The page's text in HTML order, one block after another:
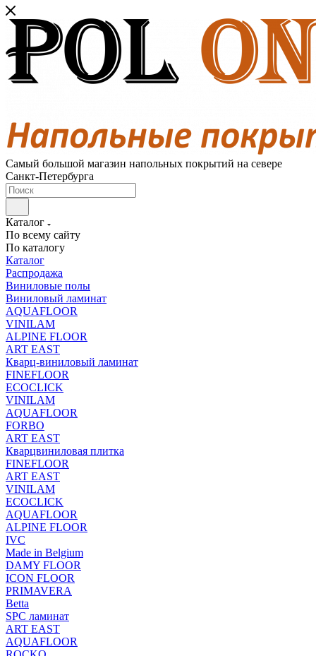
Самый большой магазин напольных покрытий на севере
Санкт-Петербурга
Каталог
По всему сайту
По каталогу
Каталог
Распродажа
Виниловые полы
Виниловый ламинат
AQUAFLOOR
VINILAM
ALPINE FLOOR
ART EAST
Кварц-виниловый ламинат
FINEFLOOR
ECOCLICK
VINILAM
AQUAFLOOR
FORBO
ART EAST
Кварцвиниловая плитка
FINEFLOOR
ART EAST
VINILAM
ECOCLICK
AQUAFLOOR
ALPINE FLOOR
IVC
Made in Belgium
DAMY FLOOR
ICON FLOOR
PRIMAVERA
Betta
SPC ламинат
ART EAST
AQUAFLOOR